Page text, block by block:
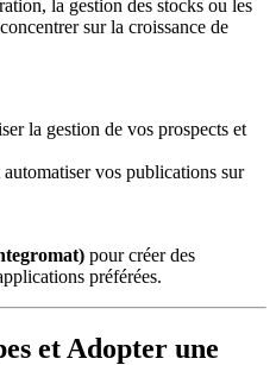
la gestion des stocks ou les
sur la croissance de
la gestion de vos prospects et
vos publications sur
pour créer des
préférées.
et Adopter une